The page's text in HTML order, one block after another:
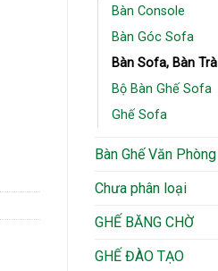
Bàn Console
Bàn Góc Sofa
Bàn Sofa, Bàn Trà
Bộ Bàn Ghế Sofa
Ghế Sofa
Bàn Ghế Văn Phòng
Chưa phân loại
GHẾ BĂNG CHỜ
GHẾ ĐÀO TẠO